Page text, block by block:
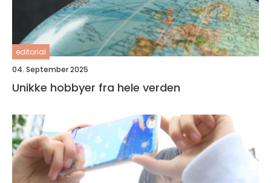
editorial
04. September 2025
Unikke hobbyer fra hele verden